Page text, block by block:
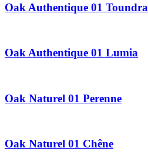
Oak Authentique 01 Toundra
Oak Authentique 01 Lumia
Oak Naturel 01 Perenne
Oak Naturel 01 Chêne